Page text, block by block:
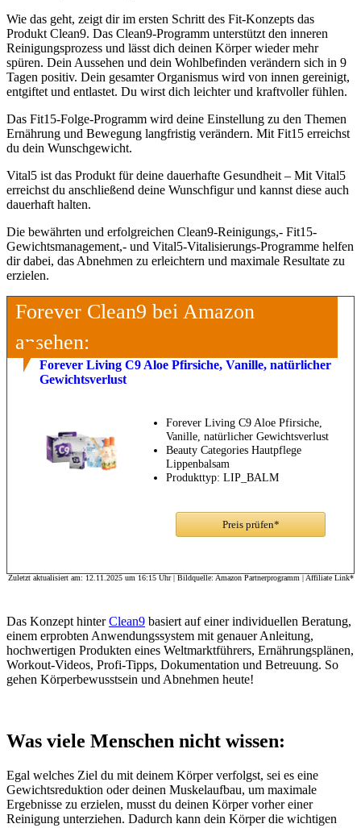
Wie das geht, zeigt dir im ersten Schritt des Fit-Konzepts das
Produkt Clean9. Das Clean9-Programm unterstützt den inneren
Reinigungsprozess und lässt dich deinen Körper wieder mehr
spüren. Dein Aussehen und dein Wohlbefinden verändern sich in 9
Tagen positiv. Dein gesamter Organismus wird von innen gereinigt,
entgiftet und entlastet. Du wirst dich leichter und kraftvoller fühlen.
Das Fit15-Folge-Programm wird deine Einstellung zu den Themen
Ernährung und Bewegung langfristig verändern. Mit Fit15 erreichst
du dein Wunschgewicht.
Vital5 ist das Produkt für deine dauerhafte Gesundheit – Mit Vital5
erreichst du anschließend deine Wunschfigur und kannst diese auch
dauerhaft halten.
Die bewährten und erfolgreichen Clean9-Reinigungs,- Fit15-
Gewichtsmanagement,- und Vital5-Vitalisierungs-Programme helfen
dir dabei, das Abnehmen zu erleichtern und maximale Resultate zu
erzielen.
Forever Clean9 bei Amazon
ansehen:
Forever Living C9 Aloe Pfirsiche, Vanille, natürlicher
Gewichtsverlust
Forever Living C9 Aloe Pfirsiche,
Vanille, natürlicher Gewichtsverlust
Beauty Categories Hautpflege
Lippenbalsam
Produkttyp: LIP_BALM
Preis prüfen*
Zuletzt aktualisiert am: 12.11.2025 um 16:15 Uhr | Bildquelle: Amazon Partnerprogramm | Affiliate Link*
Das Konzept hinterClean9 basiert auf einer individuellen Beratung,
einem erprobten Anwendungssystem mit genauer Anleitung,
hochwertigen Produkten eines Weltmarktführers, Ernährungsplänen,
Workout-Videos, Profi-Tipps, Dokumentation und Betreuung. So
gehen Körperbewusstsein und Abnehmen heute!
Was viele Menschen nicht wissen:
Egal welches Ziel du mit deinem Körper verfolgst, sei es eine
Gewichtsreduktion oder deinen Muskelaufbau, um maximale
Ergebnisse zu erzielen, musst du deinen Körper vorher einer
Reinigung unterziehen. Dadurch kann dein Körper die wichtigen